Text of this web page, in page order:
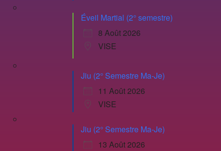
Éveil Martial (2° semestre)
8 Août 2026
VISE
Jiu (2° Semestre Ma-Je)
11 Août 2026
VISE
Jiu (2° Semestre Ma-Je)
13 Août 2026